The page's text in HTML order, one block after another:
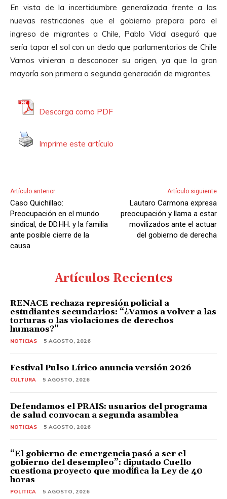
r
d
e
A
u
d
r
o
d
u
c
t
o
En vista de la incertidumbre generalizada frente a las
nuevas restricciones que el gobierno prepara para el
ingreso de migrantes a Chile, Pablo Vidal aseguró que
sería tapar el sol con un dedo que parlamentarios de Chile
Vamos vinieran a desconocer su origen, ya que la gran
mayoría son primera o segunda generación de migrantes.
Descarga como PDF
Imprime este artículo
Artículo anterior
Caso Quichillao:
Preocupación en el mundo
sindical, de DD.HH. y la familia
ante posible cierre de la
causa
Artículo siguiente
Lautaro Carmona expresa
preocupación y llama a estar
movilizados ante el actuar
del gobierno de derecha
Artículos Recientes
RENACE rechaza represión policial a
estudiantes secundarios: “¿Vamos a volver a las
torturas o las violaciones de derechos
humanos?”
NOTICIAS 5 AGOSTO, 2026
Festival Pulso Lírico anuncia versión 2026
CULTURA 5 AGOSTO, 2026
Defendamos el PRAIS: usuarios del programa
de salud convocan a segunda asamblea
NOTICIAS 5 AGOSTO, 2026
“El gobierno de emergencia pasó a ser el
gobierno del desempleo”: diputado Cuello
cuestiona proyecto que modifica la Ley de 40
horas
POLITICA 5 AGOSTO, 2026